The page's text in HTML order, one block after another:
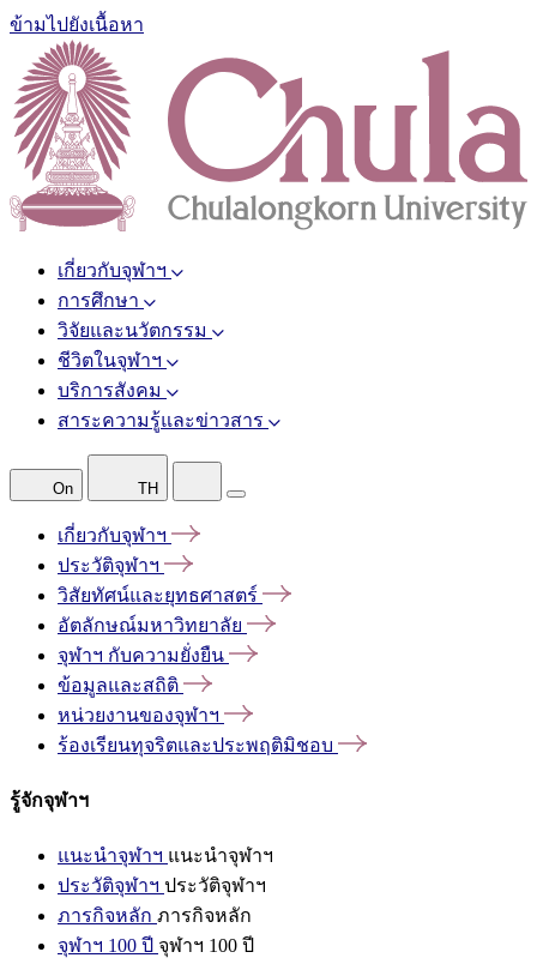
ข้ามไปยังเนื้อหา
เกี่ยวกับจุฬาฯ
การศึกษา
วิจัยและนวัตกรรม
ชีวิตในจุฬาฯ
บริการสังคม
สาระความรู้และข่าวสาร
On TH
เกี่ยวกับจุฬาฯ
ประวัติจุฬาฯ
วิสัยทัศน์และยุทธศาสตร์
อัตลักษณ์มหาวิทยาลัย
จุฬาฯ กับความยั่งยืน
ข้อมูลและสถิติ
หน่วยงานของจุฬาฯ
ร้องเรียนทุจริตและประพฤติมิชอบ
รู้จักจุฬาฯ
แนะนำจุฬาฯ แนะนำจุฬาฯ
ประวัติจุฬาฯ ประวัติจุฬาฯ
ภารกิจหลัก ภารกิจหลัก
จุฬาฯ 100 ปี จุฬาฯ 100 ปี